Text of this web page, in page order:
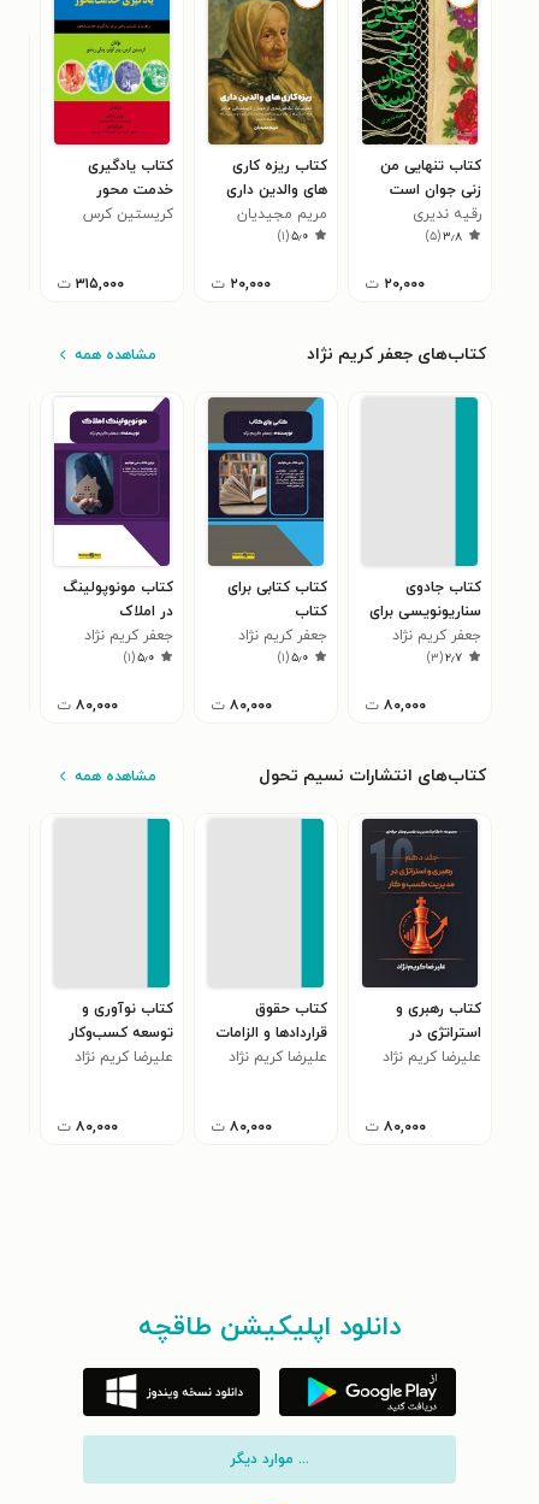
کتاب تنهایی من
زنی جوان است
هنوز
رقیه ندیری
۳٫۸(۵)
۲۰,۰۰۰ ت
کتاب ریزه کاری
های والدین داری
مریم مجیدیان
۵٫۰(۱)
۲۰,۰۰۰ ت
کتاب یادگیری
خدمت محور
کریستین کرس
۳۱۵,۰۰۰ ت
کتاب‌های جعفر کریم نژاد مشاهده همه
کتاب جادوی
سناریونویسی برای
فصای مجازی
جعفر کریم نژاد
۲٫۷(۳)
۸۰,۰۰۰ ت
کتاب کتابی برای
کتاب
جعفر کریم نژاد
۵٫۰(۱)
۸۰,۰۰۰ ت
کتاب مونوپولینگ
در املاک
جعفر کریم نژاد
۵٫۰(۱)
۸۰,۰۰۰ ت
کتاب‌های انتشارات نسیم تحول مشاهده همه
کتاب رهبری و
استراتژی در
مدیریت کسب‌و‌کار
علیرضا کریم نژاد
۸۰,۰۰۰ ت
کتاب حقوق
قراردادها و الزامات
قانونی کسب‌و‌کار
علیرضا کریم نژاد
۸۰,۰۰۰ ت
کتاب نوآوری و
توسعه کسب‌و‌کار
علیرضا کریم نژاد
۸۰,۰۰۰ ت
دانلود اپلیکیشن طاقچه
... موارد دیگر